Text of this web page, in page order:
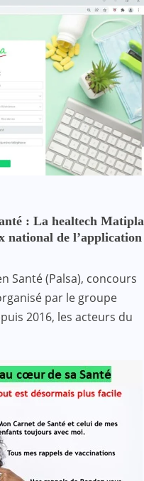
: La healtech Matipla
national de l’application
Santé (Palsa), concours
par le groupe
2016, les acteurs du